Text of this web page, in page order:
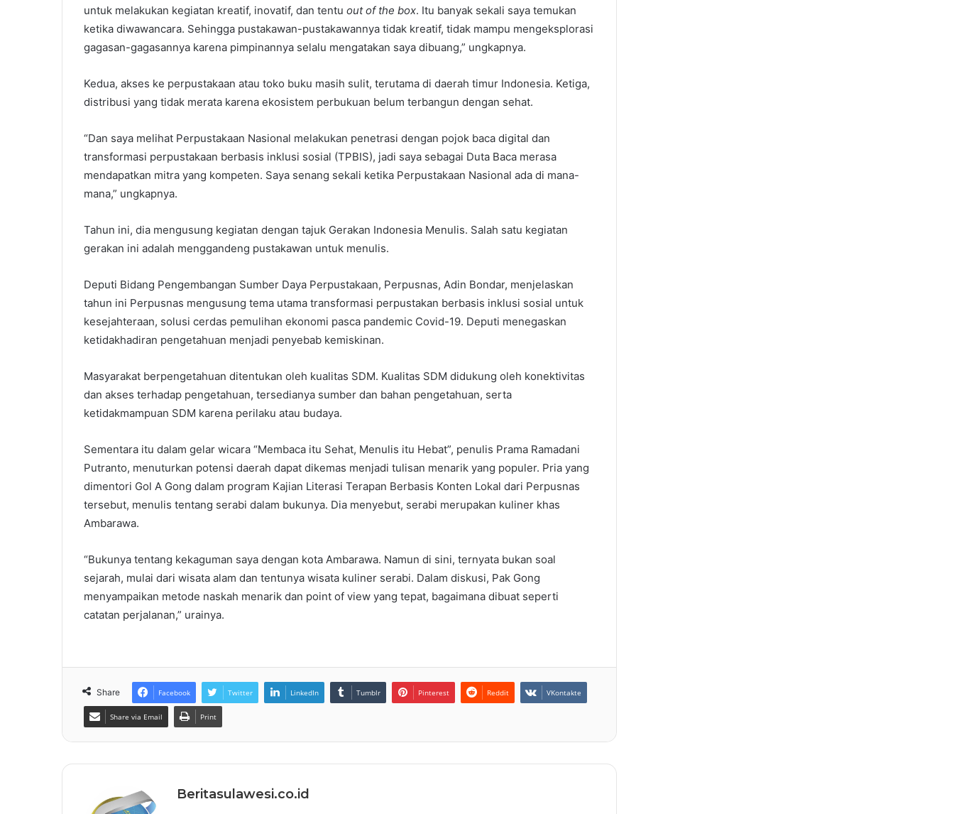
untuk melakukan kegiatan kreatif, inovatif, dan tentu out of the box. Itu banyak sekali saya temukan
ketika diwawancara. Sehingga pustakawan-pustakawannya tidak kreatif, tidak mampu mengeksplorasi
gagasan-gagasannya karena pimpinannya selalu mengatakan saya dibuang,” ungkapnya.
Kedua, akses ke perpustakaan atau toko buku masih sulit, terutama di daerah timur Indonesia. Ketiga,
distribusi yang tidak merata karena ekosistem perbukuan belum terbangun dengan sehat.
“Dan saya melihat Perpustakaan Nasional melakukan penetrasi dengan pojok baca digital dan
transformasi perpustakaan berbasis inklusi sosial (TPBIS), jadi saya sebagai Duta Baca merasa
mendapatkan mitra yang kompeten. Saya senang sekali ketika Perpustakaan Nasional ada di mana-
mana,” ungkapnya.
Tahun ini, dia mengusung kegiatan dengan tajuk Gerakan Indonesia Menulis. Salah satu kegiatan
gerakan ini adalah menggandeng pustakawan untuk menulis.
Deputi Bidang Pengembangan Sumber Daya Perpustakaan, Perpusnas, Adin Bondar, menjelaskan
tahun ini Perpusnas mengusung tema utama transformasi perpustakan berbasis inklusi sosial untuk
kesejahteraan, solusi cerdas pemulihan ekonomi pasca pandemic Covid-19. Deputi menegaskan
ketidakhadiran pengetahuan menjadi penyebab kemiskinan.
Masyarakat berpengetahuan ditentukan oleh kualitas SDM. Kualitas SDM didukung oleh konektivitas
dan akses terhadap pengetahuan, tersedianya sumber dan bahan pengetahuan, serta
ketidakmampuan SDM karena perilaku atau budaya.
Sementara itu dalam gelar wicara “Membaca itu Sehat, Menulis itu Hebat”, penulis Prama Ramadani
Putranto, menuturkan potensi daerah dapat dikemas menjadi tulisan menarik yang populer. Pria yang
dimentori Gol A Gong dalam program Kajian Literasi Terapan Berbasis Konten Lokal dari Perpusnas
tersebut, menulis tentang serabi dalam bukunya. Dia menyebut, serabi merupakan kuliner khas
Ambarawa.
“Bukunya tentang kekaguman saya dengan kota Ambarawa. Namun di sini, ternyata bukan soal
sejarah, mulai dari wisata alam dan tentunya wisata kuliner serabi. Dalam diskusi, Pak Gong
menyampaikan metode naskah menarik dan point of view yang tepat, bagaimana dibuat seperti
catatan perjalanan,” urainya.
Share Facebook Twitter LinkedIn Tumblr Pinterest Reddit VKontakte
Share via Email Print
Beritasulawesi.co.id